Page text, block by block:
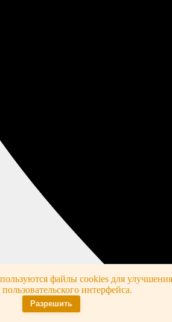
файлы cookies для улучшения
интерфейса.
Разрешить